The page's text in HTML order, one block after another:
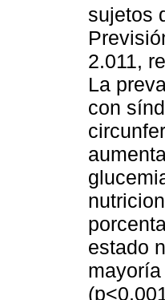
sujetos
2.011,
La
con
estado